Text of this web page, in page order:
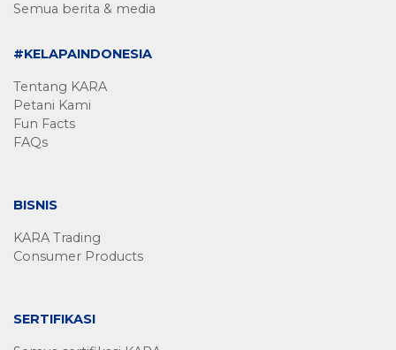
Semua berita & media
#KELAPAINDONESIA
Tentang KARA
Petani Kami
Fun Facts
FAQs
BISNIS
KARA Trading
Consumer Products
SERTIFIKASI